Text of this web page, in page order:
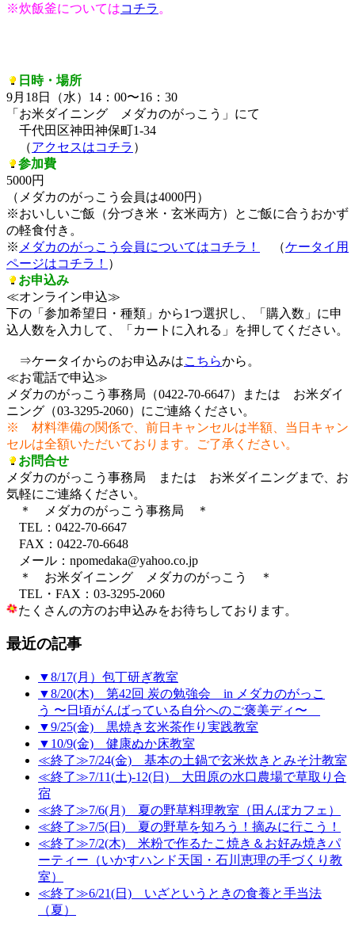
※炊飯釜についてはコチラ 。
日時・場所
9月18日（水）14：00〜16：30
「お米ダイニング メダカのがっこう」にて
千代田区神田神保町1-34
（アクセスはコチラ ）
参加費
5000円
（メダカのがっこう会員は4000円）
※おいしいご飯（分づき米・玄米両方）とご飯に合うおかず
の軽食付き。
※ メダカのがっこう会員についてはコチラ！ （ケータイ用
ページはコチラ！ ）
お申込み
≪オンライン申込≫
下の「参加希望日・種類」から1つ選択し、「購入数」に申
込人数を入力して、「カートに入れる」を押してください。
⇒ケータイからのお申込みはこちらから。
≪お電話で申込≫
メダカのがっこう事務局（0422-70-6647）または お米ダイ
ニング（03-3295-2060）にご連絡ください。
※ 材料準備の関係で、前日キャンセルは半額、当日キャン
セルは全額いただいております。ご了承ください。
お問合せ
メダカのがっこう事務局 または お米ダイニングまで、お
気軽にご連絡ください。
＊ メダカのがっこう事務局 ＊
TEL：0422-70-6647
FAX：0422-70-6648
メール：npomedaka@yahoo.co.jp
＊ お米ダイニング メダカのがっこう ＊
TEL・FAX：03-3295-2060
たくさんの方のお申込みをお待ちしております。
最近の記事
▼8/17(月）包丁研ぎ教室
▼8/20(木) 第42回 炭の勉強会 in メダカのがっこ
う 〜日頃がんばっている自分へのご褒美ディ〜
▼9/25(金) 黒焼き玄米茶作り実践教室
▼10/9(金) 健康ぬか床教室
≪終了≫7/24(金) 基本の土鍋で玄米炊きとみそ汁教室
≪終了≫7/11(土)-12(日) 大田原の水口農場で草取り合
宿
≪終了≫7/6(月) 夏の野草料理教室（田んぼカフェ）
≪終了≫7/5(日) 夏の野草を知ろう！摘みに行こう！
≪終了≫7/2(木) 米粉で作るたこ焼き＆お好み焼きパ
ーティー（いかすハンド天国・石川恵理の手づくり教
室）
≪終了≫6/21(日) いざというときの食養と手当法
（夏）